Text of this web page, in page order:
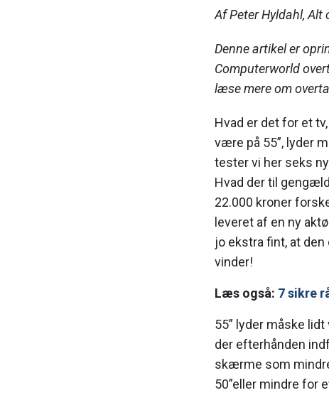
Af Peter Hyldahl, Alt
Denne artikel er
Computerworld
læse mere om
Hvad er det for et
være på 55”, lyder
tester vi her seks
Hvad der til
22.000 kroner
leveret af en ny
jo ekstra fint, at
vinder!
Læs også: 7 sikre
55” lyder måske
der efterhånden
skærme som
50”eller mindre for